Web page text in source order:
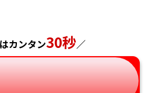
神奈川県
長野県
岐阜県
兵庫県
奈良県
広島県
山口県
長崎県
熊本県
カンタン30秒／